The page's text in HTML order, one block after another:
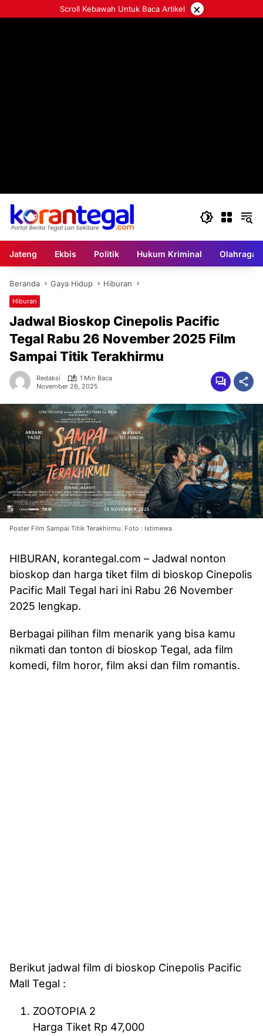
ke
Scroll Kebawah Untuk Baca Artikel ×
Jateng Ekbis Politik Hukum Kriminal Olahraga
Beranda Gaya Hidup Hiburan
Hiburan
Jadwal Bioskop Cinepolis Pacific
Tegal Rabu 26 November 2025 Film
Sampai Titik Terakhirmu
Redaksi
1 Min Baca
November 26, 2025
Poster Film Sampai Titik Terakhirmu. Foto : Istimewa
HIBURAN, korantegal.com – Jadwal nonton
bioskop dan harga tiket film di bioskop Cinepolis
Pacific Mall Tegal hari ini Rabu 26 November
2025 lengkap.
Berbagai pilihan film menarik yang bisa kamu
nikmati dan tonton di bioskop Tegal, ada film
komedi, film horor, film aksi dan film romantis.
Berikut jadwal film di bioskop Cinepolis Pacific
Mall Tegal :
ZOOTOPIA 2
Harga Tiket Rp 47,000